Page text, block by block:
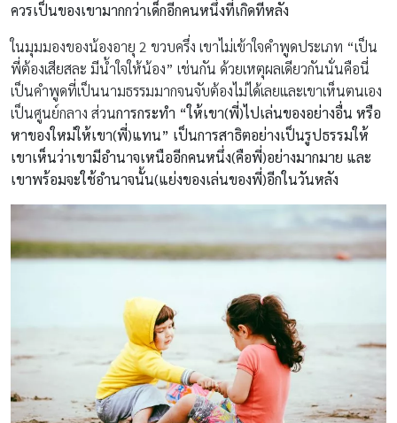
ควรเป็นของเขามากกว่าเด็กอีกคนหนึ่งที่เกิดทีหลัง
ในมุมมองของน้องอายุ 2 ขวบครึ่ง เขาไม่เข้าใจคำพูดประเภท “เป็น
พี่ต้องเสียสละ มีน้ำใจให้น้อง” เช่นกัน ด้วยเหตุผลเดียวกันนั่นคือนี่
เป็นคำพูดที่เป็นนามธรรมมากจนจับต้องไม่ได้เลยและเขาเห็นตนเอง
เป็นศูนย์กลาง ส่วนการกระทำ “ให้เขา(พี่)ไปเล่นของอย่างอื่น หรือ
หาของใหม่ให้เขา(พี่)แทน” เป็นการสาธิตอย่างเป็นรูปธรรมให้
เขาเห็นว่าเขามีอำนาจเหนืออีกคนหนึ่ง(คือพี่)อย่างมากมาย และ
เขาพร้อมจะใช้อำนาจนั้น(แย่งของเล่นของพี่)อีกในวันหลัง